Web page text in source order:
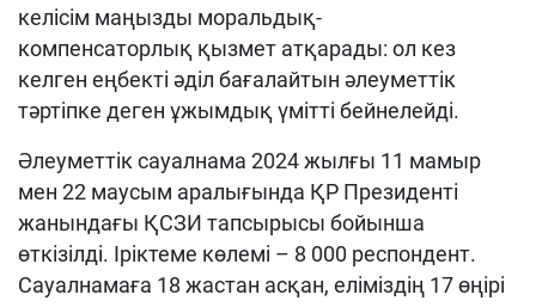
келісім маңызды моральдық-
компенсаторлық қызмет атқарады: ол кез
келген еңбекті әділ бағалайтын әлеуметтік
тәртіпке деген ұжымдық үмітті бейнелейді.
Әлеуметтік сауалнама 2024 жылғы 11 мамыр
мен 22 маусым аралығында ҚР Президенті
жанындағы ҚСЗИ тапсырысы бойынша
өткізілді. Іріктеме көлемі – 8 000 респондент.
Сауалнамаға 18 жастан асқан, еліміздің 17 өңірі